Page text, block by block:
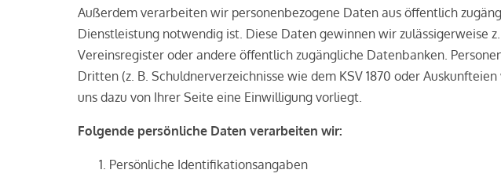
Außerdem verarbeiten wir personenbezogene Daten aus öffentlich
Dienstleistung notwendig ist. Diese Daten gewinnen wir zulässigerweise
Vereinsregister oder andere öffentlich zugängliche Datenbanken.
Dritten (z. B. Schuldnerverzeichnisse wie dem KSV 1870 oder
uns dazu von Ihrer Seite eine Einwilligung vorliegt.
Folgende persönliche Daten verarbeiten wir:
Persönliche Identifikationsangaben